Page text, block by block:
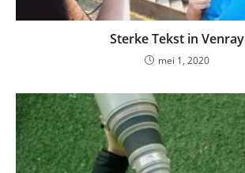
Sterke Tekst in Venray
mei 1, 2020